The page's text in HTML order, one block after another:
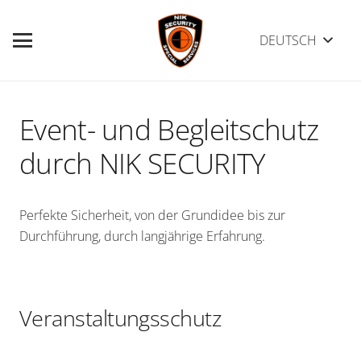
DEUTSCH
Event- und Begleitschutz
durch NIK SECURITY
Perfekte Sicherheit, von der Grundidee bis zur
Durchführung, durch langjährige Erfahrung.
Veranstaltungsschutz